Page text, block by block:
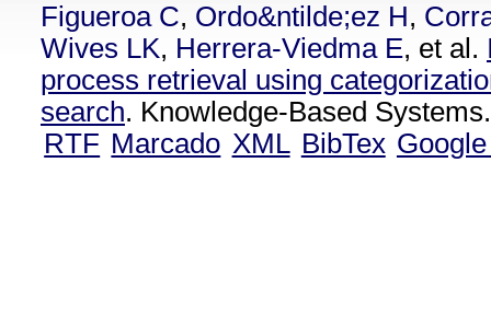
Figueroa C, Ordo&ntilde;ez H,
Wives LK, Herrera-Viedma E, et al.
process retrieval using
search. Knowledge-Based
RTF Marcado XML BibTex